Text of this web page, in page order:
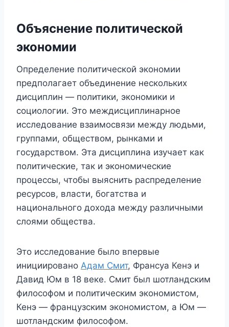
Объяснение политической
экономии
Определение политической экономии
предполагает объединение нескольких
дисциплин — политики, экономики и
социологии. Это междисциплинарное
исследование взаимосвязи между людьми,
группами, обществом, рынками и
государством. Эта дисциплина изучает как
политические, так и экономические
процессы, чтобы выяснить распределение
ресурсов, власти, богатства и
национального дохода между различными
слоями общества.
Это исследование было впервые
инициировано Адам Смит, Франсуа Кенэ и
Давид Юм в 18 веке. Смит был шотландским
философом и политическим экономистом,
Кенэ — французским экономистом, а Юм —
шотландским философом.